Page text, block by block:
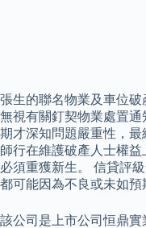
張生的聯名物業及車位
無視有關釘契物業處置
期才深知問題嚴重性，
師行在維護破產人士權
必須重獲新生。 信貸評
都可能因為不良或未如預
該公司是上市公司恒鼎實